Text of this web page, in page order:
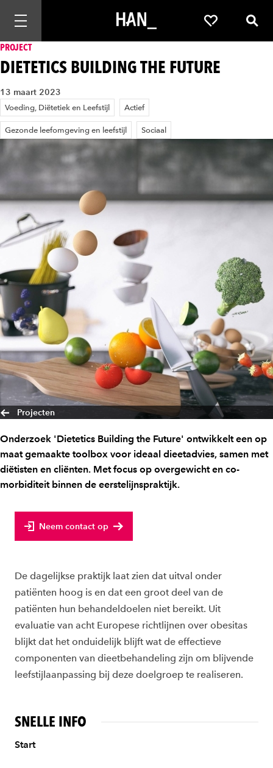
Mobiele navigatie openen Favorieten
PROJECT
DIETETICS BUILDING THE FUTURE
13 maart 2023
Voeding, Diëtetiek en Leefstijl Actief
Gezonde leefomgeving en leefstijl Sociaal
Projecten
Onderzoek 'Dietetics Building the Future' ontwikkelt een op
maat gemaakte toolbox voor ideaal dieetadvies, samen met
diëtisten en cliënten. Met focus op overgewicht en co-
morbiditeit binnen de eerstelijnspraktijk.
Neem contact op
De dagelijkse praktijk laat zien dat uitval onder
patiënten hoog is en dat een groot deel van de
patiënten hun behandeldoelen niet bereikt. Uit
evaluatie van acht Europese richtlijnen over obesitas
blijkt dat het onduidelijk blijft wat de effectieve
componenten van dieetbehandeling zijn om blijvende
leefstijlaanpassing bij deze doelgroep te realiseren.
SNELLE INFO
Start